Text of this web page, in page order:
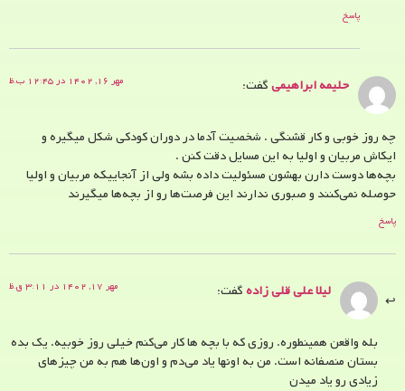
پاسخ
حلیمه ابراهیمیگفت: مهر ۱۶, ۱۴۰۲ در ۱۲:۴۵ ب.ظ
چه روز خوبی و کار قشنگی . شخصیت آدما در دوران کودکی شکل میگیره و
ایکاش مربیان و اولیا به این مسایل دقت کنن .
بچه‌ها دوست دارن بهشون مسئولیت داده بشه ولی از آنجاییکه مربیان و اولیا
حوصله نمی‌کنند و صبوری ندارند این فرصت‌ها رو از بچه‌ها میگیرند
پاسخ
لیلا علی قلی زادهگفت: مهر ۱۷, ۱۴۰۲ در ۳:۱۱ ق.ظ
بله واقعن همینطوره. روزی که با بچه ها کار می‌کنم خیلی روز خوبیه. یک بده
بستان منصفانه است. من به اونها یاد می‌دم و اون‌ها هم به من چیزهای
زیادی رو یاد میدن